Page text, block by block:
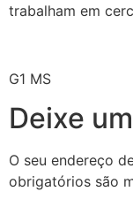
trabalham em
G1 MS
Deixe
O seu endereço
obrigatórios são